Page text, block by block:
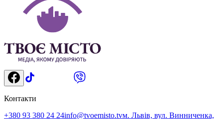
Контакти
+380 93 380 24 24info@tvoemisto.tvм. Львів, вул. Винниченка,